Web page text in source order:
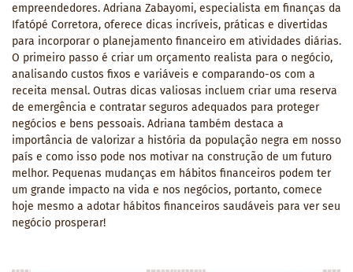
empreendedores. Adriana Zabayomi, especialista em finanças da
Ifatópé Corretora, oferece dicas incríveis, práticas e divertidas
para incorporar o planejamento financeiro em atividades diárias.
O primeiro passo é criar um orçamento realista para o negócio,
analisando custos fixos e variáveis e comparando-os com a
receita mensal. Outras dicas valiosas incluem criar uma reserva
de emergência e contratar seguros adequados para proteger
negócios e bens pessoais. Adriana também destaca a
importância de valorizar a história da população negra em nosso
país e como isso pode nos motivar na construção de um futuro
melhor. Pequenas mudanças em hábitos financeiros podem ter
um grande impacto na vida e nos negócios, portanto, comece
hoje mesmo a adotar hábitos financeiros saudáveis para ver seu
negócio prosperar!